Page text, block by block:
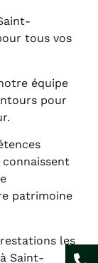
tous vos
équipe
pour
patrimoine
les
Saint-